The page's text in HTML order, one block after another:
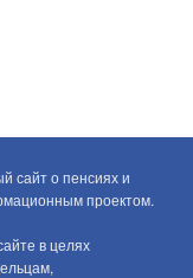
сайт о пенсиях и
проектом.
в целях